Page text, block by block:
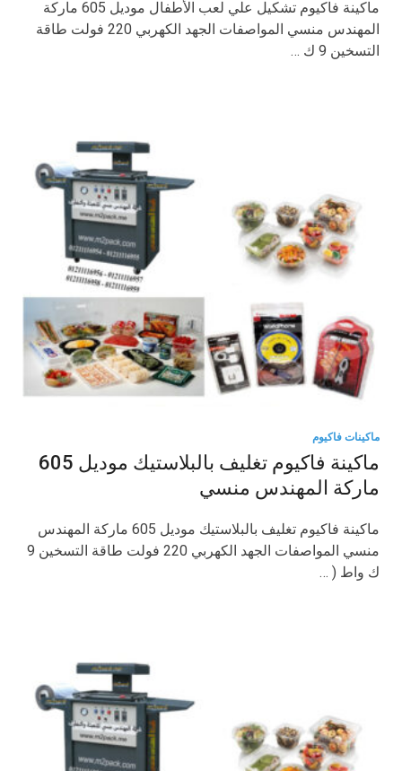
ماكينة فاكيوم تشكيل علي لعب الأطفال موديل 605 ماركة
المهندس منسي المواصفات الجهد الكهربي 220 فولت طاقة
التسخين 9 ك …
ماكينات فاكيوم
ماكينة فاكيوم تغليف بالبلاستيك موديل 605
ماركة المهندس منسي
ماكينة فاكيوم تغليف بالبلاستيك موديل 605 ماركة المهندس
منسي المواصفات الجهد الكهربي 220 فولت طاقة التسخين 9
ك واط ( …